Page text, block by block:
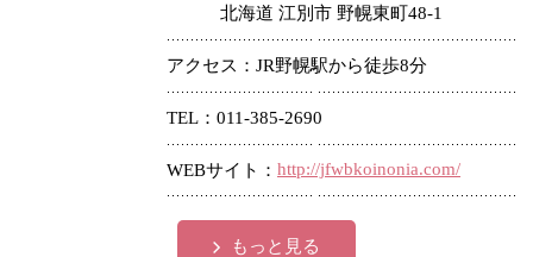
北海道 江別市 野幌東町48-1
アクセス JR野幌駅から徒歩8分
TEL 011-385-2690
WEBサイト http://jfwbkoinonia.com/
もっと見る